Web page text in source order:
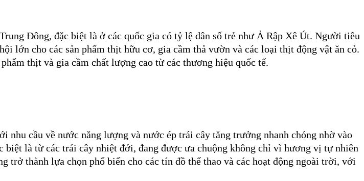
Đông, đặc biệt là ở các quốc gia có tỷ lệ dân số trẻ như Ả Rập Xê Út. Người tiêu
lớn cho các sản phẩm thịt hữu cơ, gia cầm thả vườn và các loại thịt động vật ăn cỏ.
thịt và gia cầm chất lượng cao từ các thương hiệu quốc tế.
cầu về nước năng lượng và nước ép trái cây tăng trưởng nhanh chóng nhờ vào
biệt là từ các trái cây nhiệt đới, đang được ưa chuộng không chỉ vì hương vị tự nhiên
thành lựa chọn phổ biến cho các tín đồ thể thao và các hoạt động ngoài trời, với